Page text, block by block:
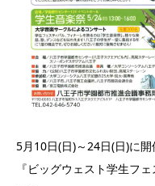
5月10日(日)～24日(日)に開
『ビッグウェスト学生フ